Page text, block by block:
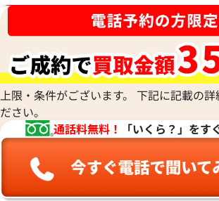
ハ行
マ行
ヤ行
上限・条件がございます。 下記に記載の詳
ださい。
通話料無料！
「いくら？」をす